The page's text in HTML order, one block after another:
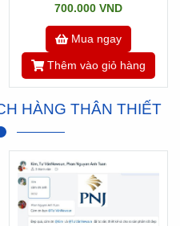
700.000 VND
Mua ngay
Thêm vào giỏ hàng
HÀNG THÂN THIẾT